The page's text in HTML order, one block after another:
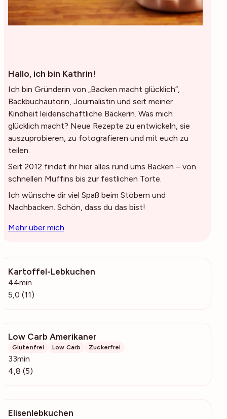
Hallo, ich bin Kathrin!
Ich bin Gründerin von „Backen macht glücklich“,
Backbuchautorin, Journalistin und seit meiner
Kindheit leidenschaftliche Bäckerin. Was mich
glücklich macht? Neue Rezepte zu entwickeln, sie
auszuprobieren, zu fotografieren und mit euch zu
teilen.
Seit 2012 findet ihr hier alles rund ums Backen – von
schnellen Muffins bis zur festlichen Torte.
Ich wünsche dir viel Spaß beim Stöbern und
Nachbacken. Schön, dass du das bist!
Mehr über mich
Kartoffel-Lebkuchen
44min
5,0 (11)
Low Carb Amerikaner
Glutenfrei Low Carb Zuckerfrei
33min
4,8 (5)
Elisenlebkuchen